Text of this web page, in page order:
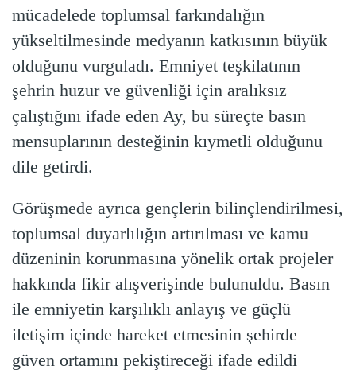
mücadelede toplumsal farkındalığın
yükseltilmesinde medyanın katkısının büyük
olduğunu vurguladı. Emniyet teşkilatının
şehrin huzur ve güvenliği için aralıksız
çalıştığını ifade eden Ay, bu süreçte basın
mensuplarının desteğinin kıymetli olduğunu
dile getirdi.
Görüşmede ayrıca gençlerin bilinçlendirilmesi,
toplumsal duyarlılığın artırılması ve kamu
düzeninin korunmasına yönelik ortak projeler
hakkında fikir alışverişinde bulunuldu. Basın
ile emniyetin karşılıklı anlayış ve güçlü
iletişim içinde hareket etmesinin şehirde
güven ortamını pekiştireceği ifade edildi